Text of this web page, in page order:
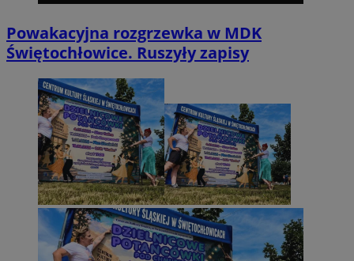
Powakacyjna rozgrzewka w MDK
Świętochłowice. Ruszyły zapisy